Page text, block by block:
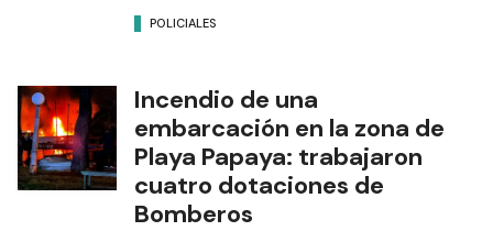
POLICIALES
Incendio de una
embarcación en la zona de
Playa Papaya: trabajaron
cuatro dotaciones de
Bomberos